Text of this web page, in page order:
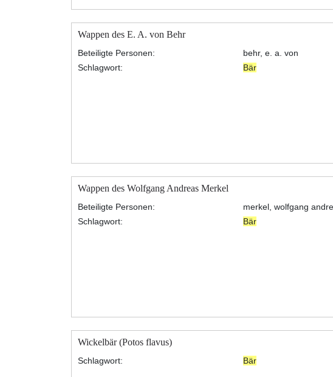
Wappen des E. A. von Behr
Beteiligte Personen:
behr, e. a. von
Schlagwort:
Bär
Wappen des Wolfgang Andreas Merkel
Beteiligte Personen:
merkel, wolfgang
Schlagwort:
Bär
Wickelbär (Potos flavus)
Schlagwort: Bär